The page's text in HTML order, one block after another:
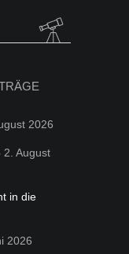
2026
2. August
in die
2026